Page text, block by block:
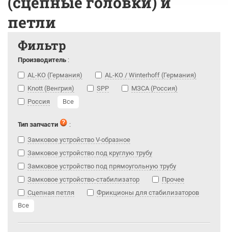
петли
Фильтр
Производитель :
AL-KO (Германия)
AL-KO / Winterhoff (Германия)
Knott (Венгрия)
SPP
МЗСА (Россия)
Россия
Все
Тип запчасти
:
Замковое устройство V-образное
Замковое устройство под круглую трубу
Замковое устройство под прямоугольную трубу
Замковое устройство-стабилизатор
Прочее
Сцепная петля
Фрикционы для стабилизаторов
Все